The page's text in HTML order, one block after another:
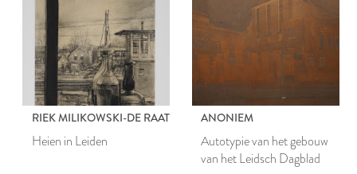
RIEK MILIKOWSKI-DE RAAT
Heien in Leiden
ANONIEM
Autotypie van het gebouw
van het Leidsch Dagblad